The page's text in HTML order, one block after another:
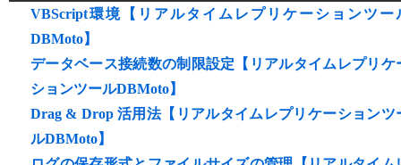
VBScript環境【リアルタイムレプリケーションツー
DBMoto】
データベース接続数の制限設定【リアルタイムレプリケ
ションツールDBMoto】
Drag & Drop 活用法【リアルタイムレプリケーションツ
ルDBMoto】